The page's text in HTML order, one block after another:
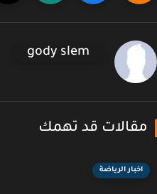
gody slem
قد تهمك
اخبار الرياضة